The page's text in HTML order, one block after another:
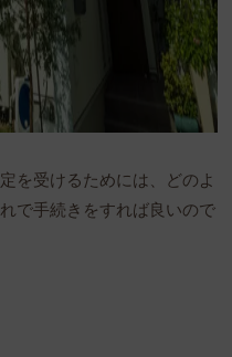
を受けるためには、どのよ
で手続きをすれば良いので